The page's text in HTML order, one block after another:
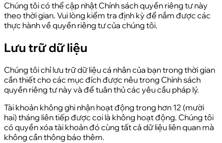
Chúng tôi có thể cập nhật Chính sách quyền riêng tư này
theo thời gian. Vui lòng kiểm tra định kỳ để nắm được các
thực hành về quyền riêng tư của chúng tôi.
Lưu trữ dữ liệu
Chúng tôi chỉ lưu trữ dữ liệu cá nhân của bạn trong thời gian
cần thiết cho các mục đích được nêu trong Chính sách
quyền riêng tư này và để tuân thủ các yêu cầu pháp lý.
Tài khoản không ghi nhận hoạt động trong hơn 12 (mười
hai) tháng liên tiếp được coi là không hoạt động. Chúng tôi
có quyền xóa tài khoản đó cùng tất cả dữ liệu liên quan mà
không cần thông báo thêm.